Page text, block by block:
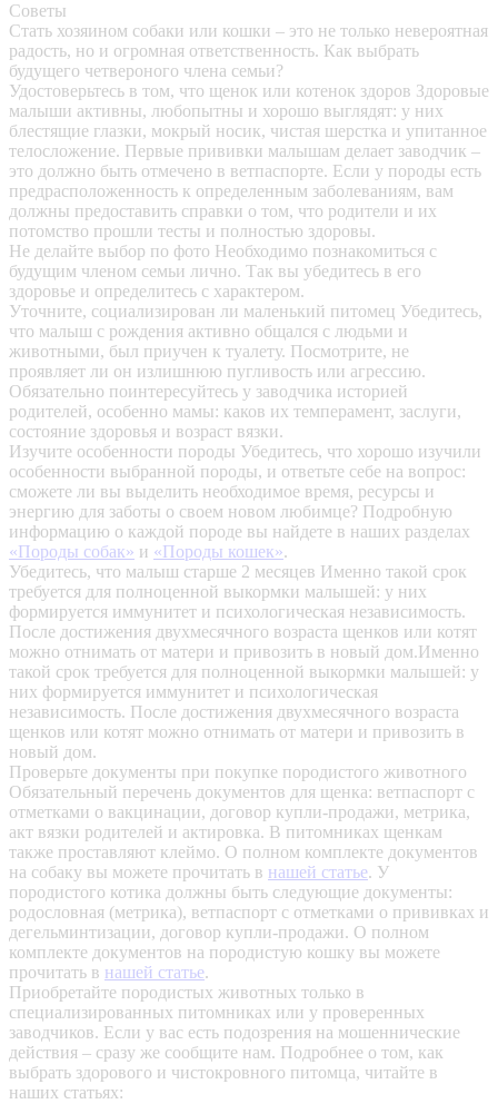
Советы
Стать хозяином собаки или кошки – это не только невероятная
радость, но и огромная ответственность. Как выбрать
будущего четвероного члена семьи?
Удостоверьтесь в том, что щенок или котенок здоров Здоровые
малыши активны, любопытны и хорошо выглядят: у них
блестящие глазки, мокрый носик, чистая шерстка и упитанное
телосложение. Первые прививки малышам делает заводчик –
это должно быть отмечено в ветпаспорте. Если у породы есть
предрасположенность к определенным заболеваниям, вам
должны предоставить справки о том, что родители и их
потомство прошли тесты и полностью здоровы.
Не делайте выбор по фото Необходимо познакомиться с
будущим членом семьи лично. Так вы убедитесь в его
здоровье и определитесь с характером.
Уточните, социализирован ли маленький питомец Убедитесь,
что малыш с рождения активно общался с людьми и
животными, был приучен к туалету. Посмотрите, не
проявляет ли он излишнюю пугливость или агрессию.
Обязательно поинтересуйтесь у заводчика историей
родителей, особенно мамы: каков их темперамент, заслуги,
состояние здоровья и возраст вязки.
Изучите особенности породы Убедитесь, что хорошо изучили
особенности выбранной породы, и ответьте себе на вопрос:
сможете ли вы выделить необходимое время, ресурсы и
энергию для заботы о своем новом любимце? Подробную
информацию о каждой породе вы найдете в наших разделах
«Породы собак» и «Породы кошек».
Убедитесь, что малыш старше 2 месяцев Именно такой срок
требуется для полноценной выкормки малышей: у них
формируется иммунитет и психологическая независимость.
После достижения двухмесячного возраста щенков или котят
можно отнимать от матери и привозить в новый дом.Именно
такой срок требуется для полноценной выкормки малышей: у
них формируется иммунитет и психологическая
независимость. После достижения двухмесячного возраста
щенков или котят можно отнимать от матери и привозить в
новый дом.
Проверьте документы при покупке породистого животного
Обязательный перечень документов для щенка: ветпаспорт с
отметками о вакцинации, договор купли-продажи, метрика,
акт вязки родителей и актировка. В питомниках щенкам
также проставляют клеймо. О полном комплекте документов
на собаку вы можете прочитать в нашей статье. У
породистого котика должны быть следующие документы:
родословная (метрика), ветпаспорт с отметками о прививках и
дегельминтизации, договор купли-продажи. О полном
комплекте документов на породистую кошку вы можете
прочитать в нашей статье.
Приобретайте породистых животных только в
специализированных питомниках или у проверенных
заводчиков. Если у вас есть подозрения на мошеннические
действия – сразу же сообщите нам. Подробнее о том, как
выбрать здорового и чистокровного питомца, читайте в
наших статьях: